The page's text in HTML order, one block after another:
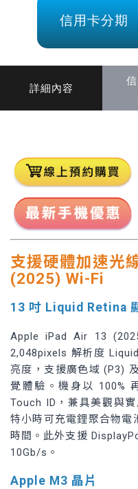
信用卡分期
詳細內容
支援硬體加速光
(2025) Wi-Fi
13 吋 Liquid Retina
Apple iPad Air 13
2,048pixels 解析度
亮度，支援廣色域 (P3)
覺體驗。機身以 100%
Touch ID，兼具美觀與
特小時可充電鋰聚合物電
時間。此外支援
10Gb/s。
Apple M3 晶片